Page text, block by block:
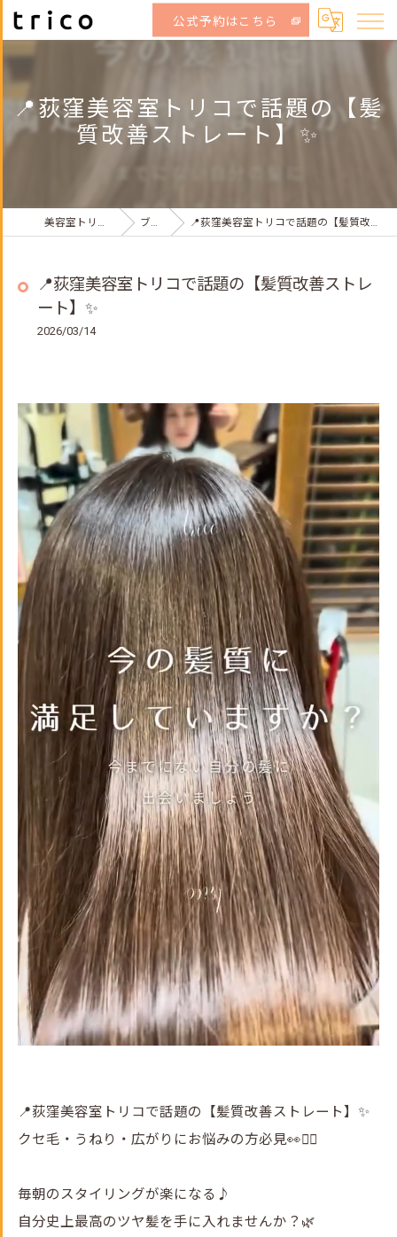
公式予約はこちら
📍荻窪美容室トリコで話題の【髪
質改善ストレート】✨
美容室トリコ荻窪店 ブログ 📍荻窪美容室トリコで話題の【髪質改善ストレート】✨
📍荻窪美容室トリコで話題の【髪質改善ストレ
ート】✨
2026/03/14
📍荻窪美容室トリコで話題の【髪質改善ストレート】✨
クセ毛・うねり・広がりにお悩みの方必見👀💇‍♀️
毎朝のスタイリングが楽になる♪
自分史上最高のツヤ髪を手に入れませんか？🌿